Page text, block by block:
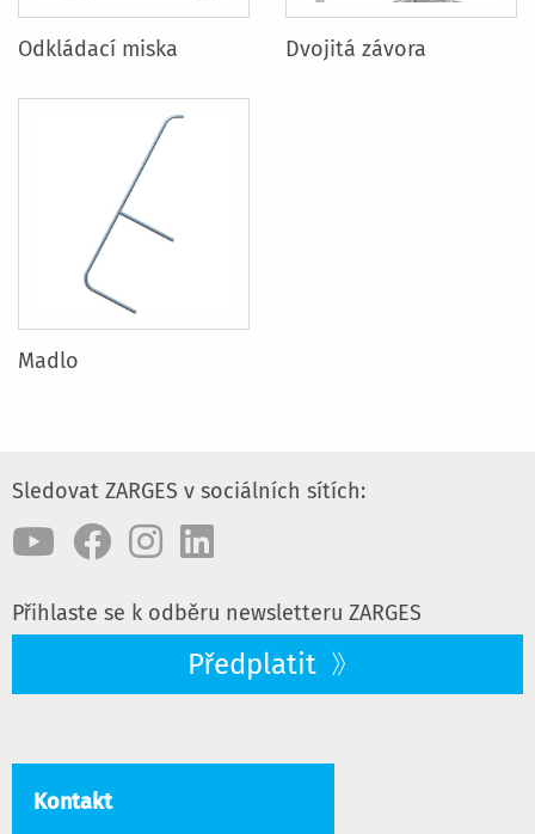
Odkládací miska Dvojitá závora
Madlo
Sledovat ZARGES v sociálních sítích:
Přihlaste se k odběru newsletteru ZARGES
Předplatit
Kontakt